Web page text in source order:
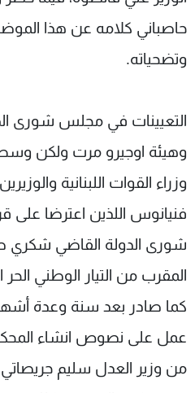
حاصباني كلامه عن هذا
وتضحياته.
التعيينات في مجلس شورى
وهيئة اوجيرو مرت ولكن
وزراء القوات اللبنانية
فنيانوس اللذين اعترضا
شورى الدولة القاضي شكري
المقرب من التيار الوطني
كما صادر بعد سنة وعدة
عمل على نصوص انشاء
من وزير العدل سليم